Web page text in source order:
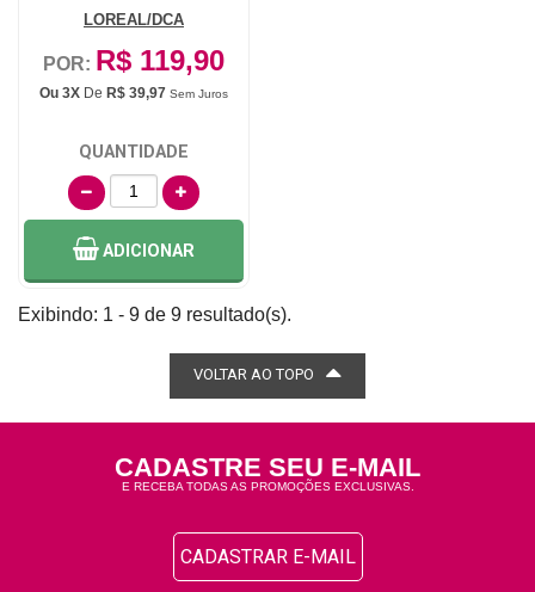
LOREAL/DCA
POR: R$ 119,90
Ou 3X De R$ 39,97 Sem Juros
QUANTIDADE
ADICIONAR
Exibindo: 1 - 9 de 9 resultado(s).
VOLTAR AO TOPO
CADASTRE SEU E-MAIL
E RECEBA TODAS AS PROMOÇÕES EXCLUSIVAS.
CADASTRAR E-MAIL